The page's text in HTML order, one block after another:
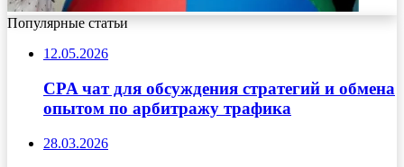
Популярные статьи
12.05.2026
CPA чат для обсуждения стратегий и обмена
опытом по арбитражу трафика
28.03.2026